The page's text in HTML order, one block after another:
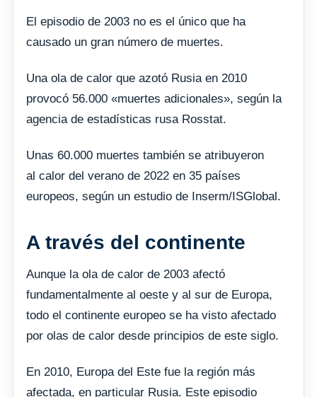
El episodio de 2003 no es el único que ha
causado un gran número de muertes.
Una ola de calor que azotó Rusia en 2010
provocó 56.000 «muertes adicionales», según la
agencia de estadísticas rusa Rosstat.
Unas 60.000 muertes también se atribuyeron
al calor del verano de 2022 en 35 países
europeos, según un estudio de Inserm/ISGlobal.
A través del continente
Aunque la ola de calor de 2003 afectó
fundamentalmente al oeste y al sur de Europa,
todo el continente europeo se ha visto afectado
por olas de calor desde principios de este siglo.
En 2010, Europa del Este fue la región más
afectada, en particular Rusia. Este episodio